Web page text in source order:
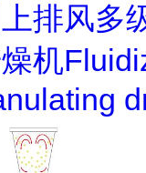
排风多
机